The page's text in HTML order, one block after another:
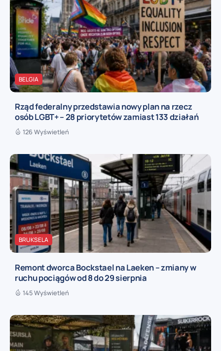
BELGIA
Rząd federalny przedstawia nowy plan na rzecz
osób LGBT+ – 28 priorytetów zamiast 133 działań
126 Wyświetleń
BRUKSELA
Remont dworca Bockstael na Laeken – zmiany w
ruchu pociągów od 8 do 29 sierpnia
145 Wyświetleń